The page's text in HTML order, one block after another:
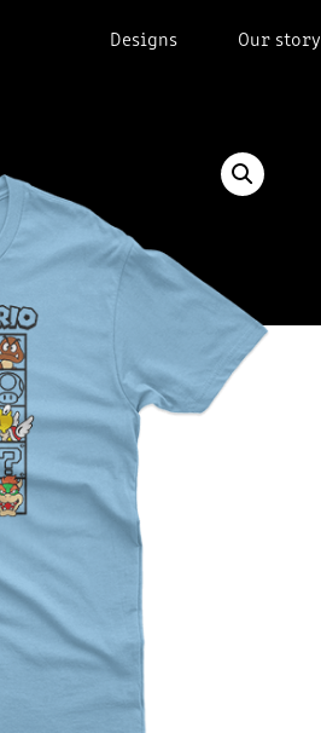
Designs Our story